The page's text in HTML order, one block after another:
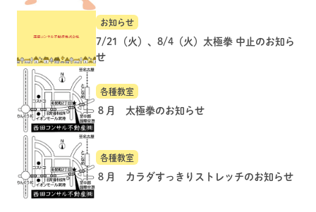
お知らせ
7/21（火）、8/4（火）太極拳 中止のお知ら
せ
各種教室
８月 太極拳のお知らせ
各種教室
８月 カラダすっきりストレッチのお知らせ